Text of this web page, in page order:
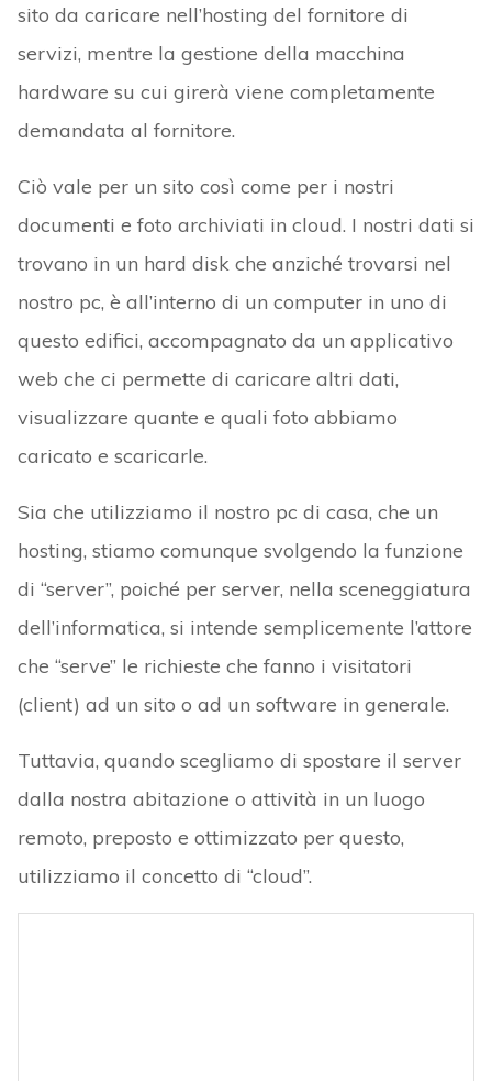
sito da caricare nell’hosting del fornitore di
servizi, mentre la gestione della macchina
hardware su cui girerà viene completamente
demandata al fornitore.
Ciò vale per un sito così come per i nostri
documenti e foto archiviati in cloud. I nostri dati si
trovano in un hard disk che anziché trovarsi nel
nostro pc, è all’interno di un computer in uno di
questo edifici, accompagnato da un applicativo
web che ci permette di caricare altri dati,
visualizzare quante e quali foto abbiamo
caricato e scaricarle.
Sia che utilizziamo il nostro pc di casa, che un
hosting, stiamo comunque svolgendo la funzione
di “server”, poiché per server, nella sceneggiatura
dell’informatica, si intende semplicemente l’attore
che “serve” le richieste che fanno i visitatori
(client) ad un sito o ad un software in generale.
Tuttavia, quando scegliamo di spostare il server
dalla nostra abitazione o attività in un luogo
remoto, preposto e ottimizzato per questo,
utilizziamo il concetto di “cloud”.